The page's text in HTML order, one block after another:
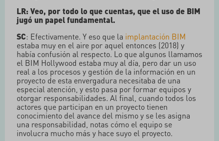
LR: Veo, por todo lo que cuentas, que el uso de BIM
jugó un papel fundamental.
SC: Efectivamente. Y eso que la implantación BIM
estaba muy en el aire por aquel entonces (2018) y
había confusión al respecto. Lo que algunos llamamos
el BIM Hollywood estaba muy al día, pero dar un uso
real a los procesos y gestión de la información en un
proyecto de esta envergadura necesitaba de una
especial atención, y esto pasa por formar equipos y
otorgar responsabilidades. Al final, cuando todos los
actores que participan en un proyecto tienen
conocimiento del avance del mismo y se les asigna
una responsabilidad, notas cómo el equipo se
involucra mucho más y hace suyo el proyecto.